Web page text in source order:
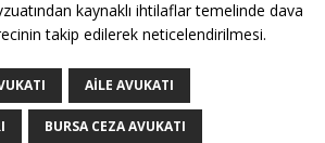
kaynaklı ihtilaflar temelinde dava
takip edilerek neticelendirilmesi.
AILE AVUKATI
BURSA CEZA AVUKATI